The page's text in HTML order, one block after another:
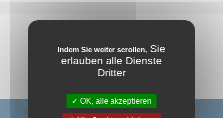
Indem Sie weiter scrollen, Sie
erlauben alle Dienste
Dritter
OK, alle akzeptieren
GEBRAUCHTEN
WERKZEUGMASCHINEN